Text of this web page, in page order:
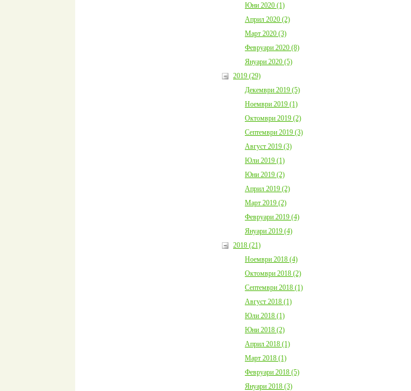
Юни 2020 (1)
Април 2020 (2)
Март 2020 (3)
Февруари 2020 (8)
Януари 2020 (5)
2019 (29)
Декември 2019 (5)
Ноември 2019 (1)
Октомври 2019 (2)
Септември 2019 (3)
Август 2019 (3)
Юли 2019 (1)
Юни 2019 (2)
Април 2019 (2)
Март 2019 (2)
Февруари 2019 (4)
Януари 2019 (4)
2018 (21)
Ноември 2018 (4)
Октомври 2018 (2)
Септември 2018 (1)
Август 2018 (1)
Юли 2018 (1)
Юни 2018 (2)
Април 2018 (1)
Март 2018 (1)
Февруари 2018 (5)
Януари 2018 (3)